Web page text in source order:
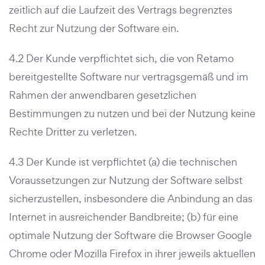
zeitlich auf die Laufzeit des Vertrags begrenztes
Recht zur Nutzung der Software ein.
4.2 Der Kunde verpflichtet sich, die von Retamo
bereitgestellte Software nur vertragsgemäß und im
Rahmen der anwendbaren gesetzlichen
Bestimmungen zu nutzen und bei der Nutzung keine
Rechte Dritter zu verletzen.
4.3 Der Kunde ist verpflichtet (a) die technischen
Voraussetzungen zur Nutzung der Software selbst
sicherzustellen, insbesondere die Anbindung an das
Internet in ausreichender Bandbreite; (b) für eine
optimale Nutzung der Software die Browser Google
Chrome oder Mozilla Firefox in ihrer jeweils aktuellen